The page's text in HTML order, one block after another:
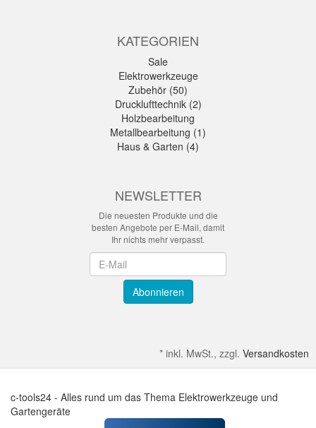
KATEGORIEN
Sale
Elektrowerkzeuge
Zubehör (50)
Drucklufttechnik (2)
Holzbearbeitung
Metallbearbeitung (1)
Haus & Garten (4)
NEWSLETTER
Die neuesten Produkte und die
besten Angebote per E-Mail, damit
Ihr nichts mehr verpasst.
Abonnieren
* inkl. MwSt., zzgl. Versandkosten
c-tools24 - Alles rund um das Thema Elektrowerkzeuge und
Gartengeräte